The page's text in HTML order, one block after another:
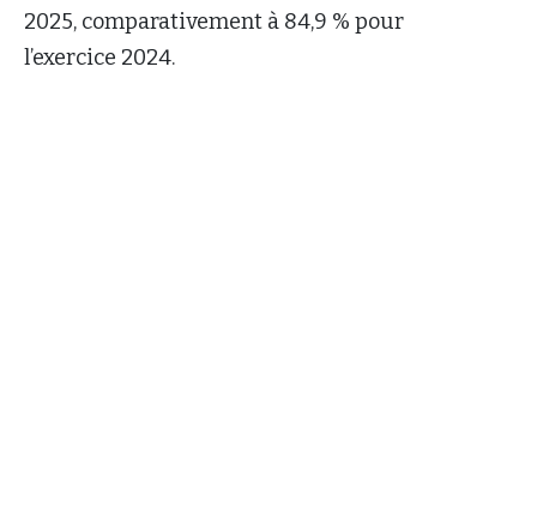
2025, comparativement à 84,9 % pour
l’exercice 2024.